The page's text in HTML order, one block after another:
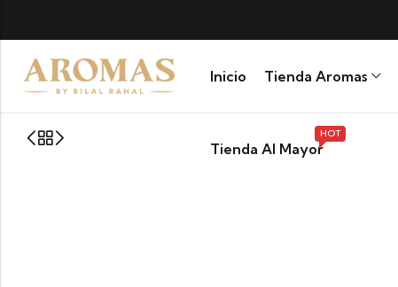
Inicio Tienda Aromas
Tienda Al Mayor
HOT